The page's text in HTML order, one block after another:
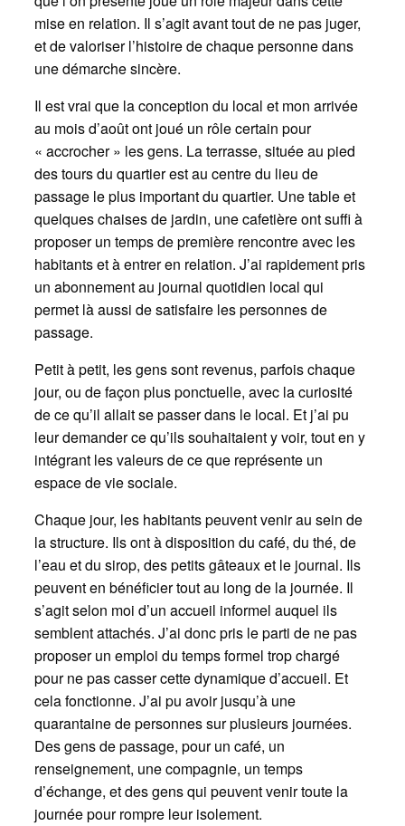
mise en relation. Il s’agit avant tout de ne pas juger,
et de valoriser l’histoire de chaque personne dans
une démarche sincère.
Il est vrai que la conception du local et mon arrivée
au mois d’août ont joué un rôle certain pour
« accrocher » les gens. La terrasse, située au pied
des tours du quartier est au centre du lieu de
passage le plus important du quartier. Une table et
quelques chaises de jardin, une cafetière ont suffi à
proposer un temps de première rencontre avec les
habitants et à entrer en relation. J’ai rapidement pris
un abonnement au journal quotidien local qui
permet là aussi de satisfaire les personnes de
passage.
Petit à petit, les gens sont revenus, parfois chaque
jour, ou de façon plus ponctuelle, avec la curiosité
de ce qu’il allait se passer dans le local. Et j’ai pu
leur demander ce qu’ils souhaitaient y voir, tout en y
intégrant les valeurs de ce que représente un
espace de vie sociale.
Chaque jour, les habitants peuvent venir au sein de
la structure. Ils ont à disposition du café, du thé, de
l’eau et du sirop, des petits gâteaux et le journal. Ils
peuvent en bénéficier tout au long de la journée. Il
s’agit selon moi d’un accueil informel auquel ils
semblent attachés. J’ai donc pris le parti de ne pas
proposer un emploi du temps formel trop chargé
pour ne pas casser cette dynamique d’accueil. Et
cela fonctionne. J’ai pu avoir jusqu’à une
quarantaine de personnes sur plusieurs journées.
Des gens de passage, pour un café, un
renseignement, une compagnie, un temps
d’échange, et des gens qui peuvent venir toute la
journée pour rompre leur isolement.